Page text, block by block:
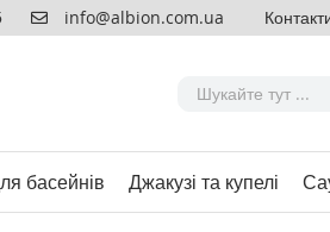
info@albion.com.ua
басейнів Джакузі та купелі